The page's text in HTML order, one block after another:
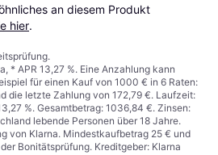
an diesem Produkt
hier.
* APR 13,27 %. Eine Anzahlung kann
für einen Kauf von 1000 € in 6 Raten:
die letzte Zahlung von 172,79 €. Laufzeit:
%. Gesamtbetrag: 1036,84 €. Zinsen:
lebende Personen über 18 Jahre.
von Klarna. Mindestkaufbetrag 25 € und
Bonitätsprüfung. Kreditgeber: Klarna